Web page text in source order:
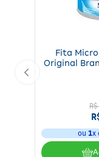
Agite bem antes de
Quantidade
Fita
Original
R$
ou1x